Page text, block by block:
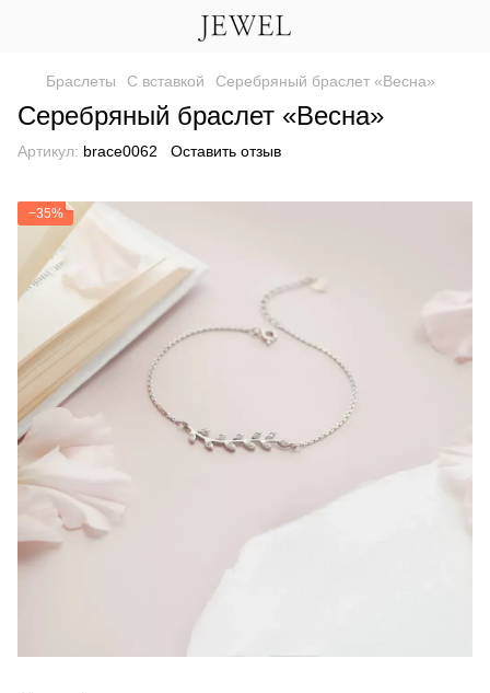
Браслеты С вставкой Серебряный браслет «Весна»
Серебряный браслет «Весна»
Артикул: brace0062 Оставить отзыв
−35%